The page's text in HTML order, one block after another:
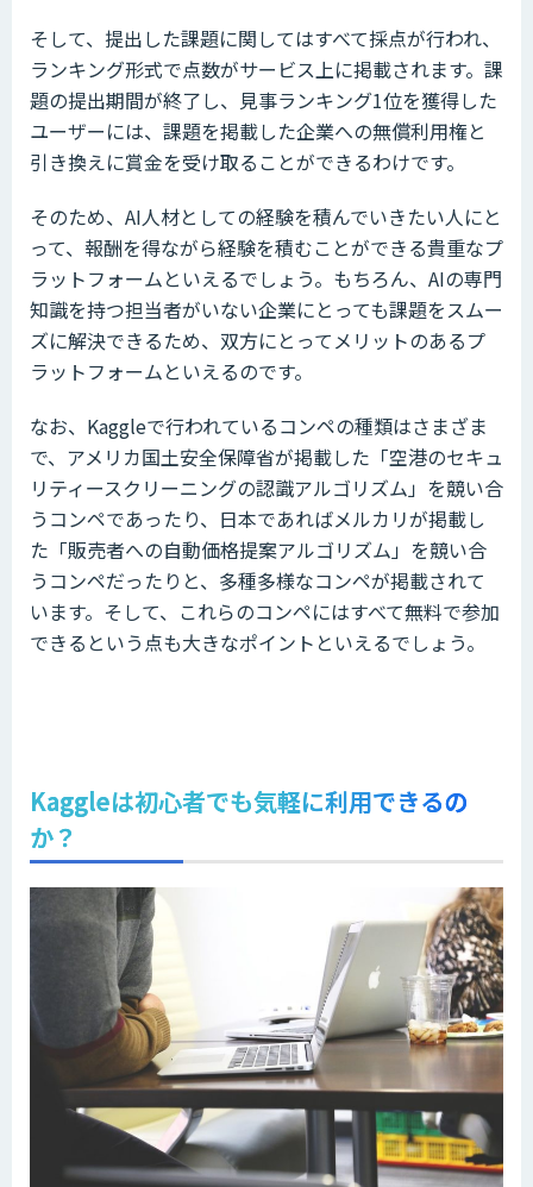
そして、提出した課題に関してはすべて採点が行われ、
ランキング形式で点数がサービス上に掲載されます。課
題の提出期間が終了し、見事ランキング1位を獲得した
ユーザーには、課題を掲載した企業への無償利用権と
引き換えに賞金を受け取ることができるわけです。
そのため、AI人材としての経験を積んでいきたい人にと
って、報酬を得ながら経験を積むことができる貴重なプ
ラットフォームといえるでしょう。もちろん、AIの専門
知識を持つ担当者がいない企業にとっても課題をスムー
ズに解決できるため、双方にとってメリットのあるプ
ラットフォームといえるのです。
なお、Kaggleで行われているコンペの種類はさまざま
で、アメリカ国土安全保障省が掲載した「空港のセキュ
リティースクリーニングの認識アルゴリズム」を競い合
うコンペであったり、日本であればメルカリが掲載し
た「販売者への自動価格提案アルゴリズム」を競い合
うコンペだったりと、多種多様なコンペが掲載されて
います。そして、これらのコンペにはすべて無料で参加
できるという点も大きなポイントといえるでしょう。
Kaggleは初心者でも気軽に利用できるの
か？